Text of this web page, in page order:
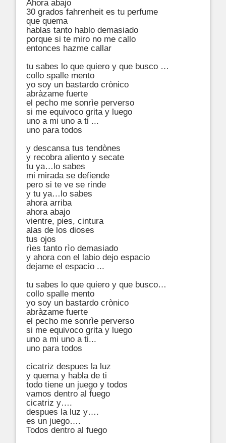
Ahora abajo
30 grados fahrenheit es tu perfume
que quema
hablas tanto hablo demasiado
porque si te miro no me callo
entonces hazme callar
tu sabes lo que quiero y que busco …
collo spalle mento
yo soy un bastardo crònico
abràzame fuerte
el pecho me sonrìe perverso
si me equivoco grita y luego
uno a mi uno a ti ...
uno para todos
y descansa tus tendònes
y recobra aliento y secate
tu ya…lo sabes
mi mirada se defiende
pero si te ve se rinde
y tu ya…lo sabes
ahora arriba
ahora abajo
vientre, pies, cintura
alas de los dioses
tus ojos
rìes tanto rìo demasiado
y ahora con el labio dejo espacio
dejame el espacio ...
tu sabes lo que quiero y que busco…
collo spalle mento
yo soy un bastardo crònico
abràzame fuerte
el pecho me sonrìe perverso
si me equivoco grita y luego
uno a mi uno a ti...
uno para todos
cicatriz despues la luz
y quema y habla de ti
todo tiene un juego y todos
vamos dentro al fuego
cicatriz y….
despues la luz y….
es un juego….
Todos dentro al fuego